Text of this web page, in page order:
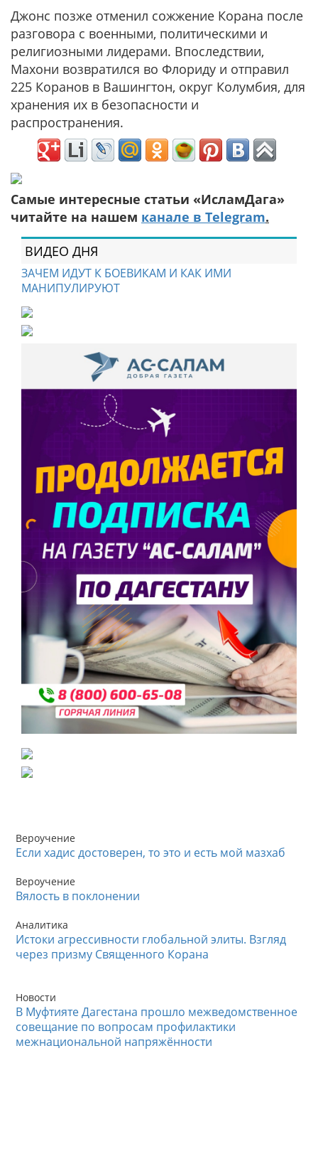
Джонс позже отменил сожжение Корана после
разговора с военными, политическими и
религиозными лидерами. Впоследствии,
Махони возвратился во Флориду и отправил
225 Коранов в Вашингтон, округ Колумбия, для
хранения их в безопасности и
распространения.
Самые интересные статьи «ИсламДага»
читайте на нашем канале в Telegram.
ВИДЕО ДНЯ
ЗАЧЕМ ИДУТ К БОЕВИКАМ И КАК ИМИ
МАНИПУЛИРУЮТ
Вероучение
Если хадис достоверен, то это и есть мой мазхаб
Вероучение
Вялость в поклонении
Аналитика
Истоки агрессивности глобальной элиты. Взгляд
через призму Священного Корана
Новости
В Муфтияте Дагестана прошло межведомственное
совещание по вопросам профилактики
межнациональной напряжённости